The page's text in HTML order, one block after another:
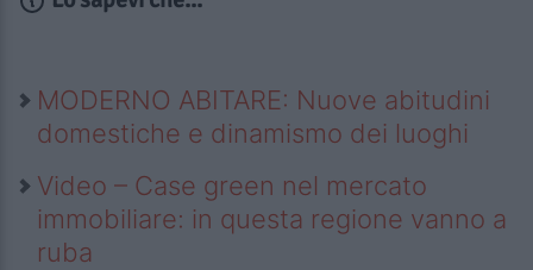
MODERNO ABITARE: Nuove abitudini
domestiche e dinamismo dei luoghi
Video – Case green nel mercato
immobiliare: in questa regione vanno a
ruba